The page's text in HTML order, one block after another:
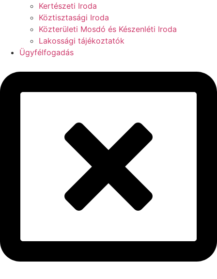
Kertészeti Iroda
Köztisztasági Iroda
Közterületi Mosdó és Készenléti Iroda
Lakossági tájékoztatók
Ügyfélfogadás